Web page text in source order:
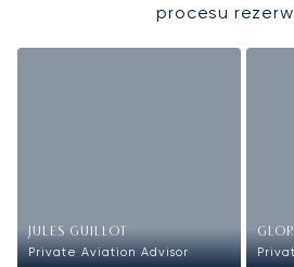
procesu
JULES GUILLOT
Private Aviation Advisor